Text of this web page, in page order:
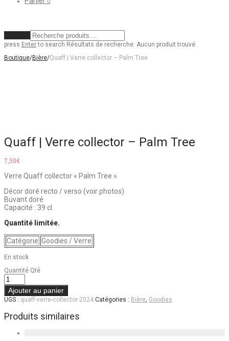
press Enterto search Résultats de recherche: Aucun produit trouvé.
Boutique/Bière/Quaff | Verre collector – Palm Tree
Quaff | Verre collector – Palm Tree
7,50€
Verre Quaff collector « Palm Tree »
Décor doré recto / verso (voir photos)
Buvant doré
Capacité : 39 cl.
Quantité limitée.
Catégorie Goodies / Verre
En stock
Quantité Qté
Ajouter au panier
UGS : quaff-verre-collector-2024 Catégories : Bière, Goodies
Produits similaires